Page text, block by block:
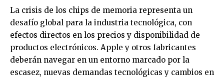
La crisis de los chips de memoria representa un
desafío global para la industria tecnológica, con
efectos directos en los precios y disponibilidad de
productos electrónicos. Apple y otros fabricantes
deberán navegar en un entorno marcado por la
escasez, nuevas demandas tecnológicas y cambios en